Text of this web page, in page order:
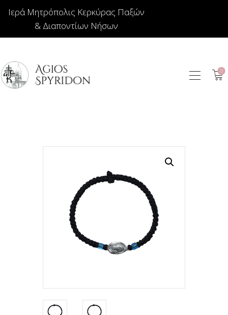
Ιερά Μητρόπολις Κερκύρας Παξών
& Διαποντίων Νήσων
0
ΕΙΚΟΝΕΣ
ΙΕΡΑΤΙΚΑ
ΕΙΔΗ ΔΩΡΩΝ –
ΣΠΙΤΙΟΥ
ΤΑΜΑΤΑ
ΑΡΘΡΟΓΡΑΦΙΑ